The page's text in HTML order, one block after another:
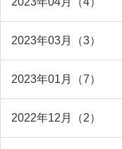
2023年03月（3）
2023年01月（7）
2022年12月（2）